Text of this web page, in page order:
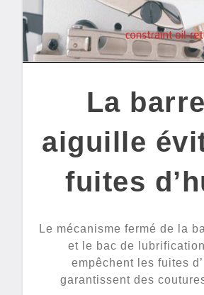
La
aiguille
fuites
Le mécanisme fermé de la
et le bac de
empêchent les fuites
garantissent des